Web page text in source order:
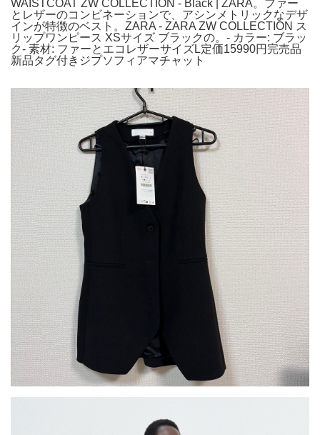
WAISTCOAT ZW COLLECTION - Black | ZARA。ファー
とレザーのコンビネーションで、アシンメトリックなデザ
インが特徴のベスト。ZARA - ZARA ZW COLLECTION ス
リップワンピース XSサイズ ブラックの。- カラー: ブラッ
ク- 素材: ファーとエコレザーサイズL定価15990円完売品
新品タグ付きジプソフィアマチャット